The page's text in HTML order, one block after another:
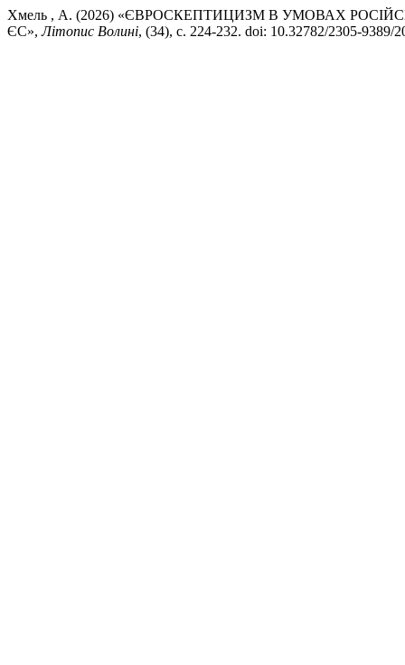
Хмель , А. (2026) «ЄВРОСКЕПТИЦИЗМ В УМОВАХ
ЄС»,Літопис Волині, (34), с. 224-232. doi: 10.32782/2305-9389/